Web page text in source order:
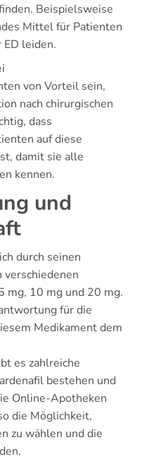
Beispielsweise
Mittel für Patienten
leiden.
von Vorteil sein,
nach chirurgischen
dass
auf diese
damit sie alle
kennen.
und
durch seinen
mg, 10 mg und 20 mg.
für die
Medikament dem
es zahlreiche
bestehen und
Online-Apotheken
die Möglichkeit,
zu wählen und die